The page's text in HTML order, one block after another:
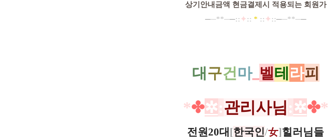
상기안내금액 현금결제시 적용되는 회원가
──**──:: ✦:: ​​ * :: ✦::──**──
대구건마_ 벨테라피
*✤✲ 관리사님 ✲✤*
전원20대 [한국인/女]힐러님들